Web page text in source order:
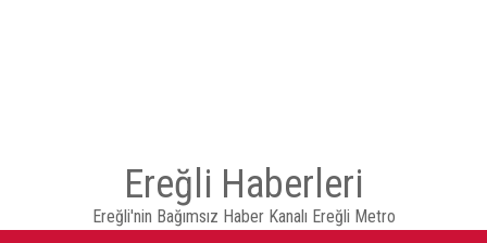
Ereğli Haberleri
Ereğli'nin Bağımsız Haber Kanalı Ereğli Metro